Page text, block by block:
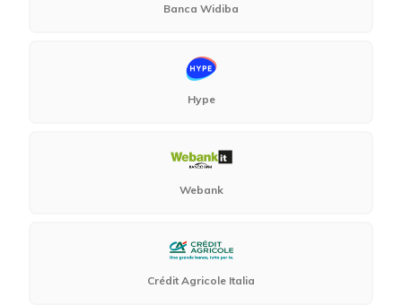
Banca Widiba
Hype
Webank
Crédit Agricole Italia